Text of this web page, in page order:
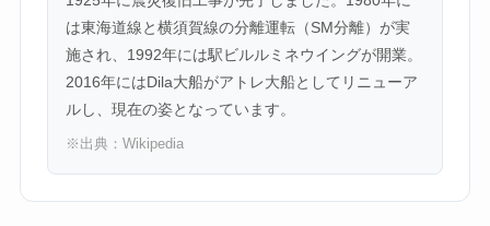
は東海道線と横須賀線の分離運転（SM分離）が実
施され、1992年には駅ビルルミネウイングが開業。
2016年にはDila大船がアトレ大船としてリニューア
ルし、現在の姿となっています。
※出典： Wikipedia